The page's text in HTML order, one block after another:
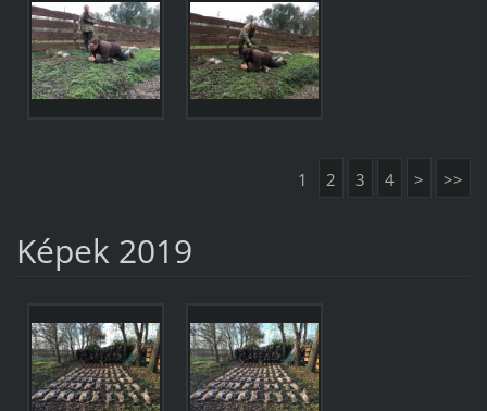
1 2 3 4 > >>
Képek 2019